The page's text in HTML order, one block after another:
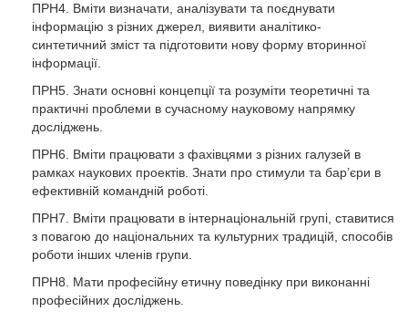
ПРН4. Вміти визначати, аналізувати та поєднувати
інформацію з різних джерел, виявити аналітико-
синтетичний зміст та підготовити нову форму вторинної
інформації.
ПРН5. Знати основні концепції та розуміти теоретичні та
практичні проблеми в сучасному науковому напрямку
досліджень.
ПРН6. Вміти працювати з фахівцями з різних галузей в
рамках наукових проектів. Знати про стимули та бар’єри в
ефективній командній роботі.
ПРН7. Вміти працювати в інтернаціональній групі, ставитися
з повагою до національних та культурних традицій, способів
роботи інших членів групи.
ПРН8. Мати професійну етичну поведінку при виконанні
професійних досліджень.